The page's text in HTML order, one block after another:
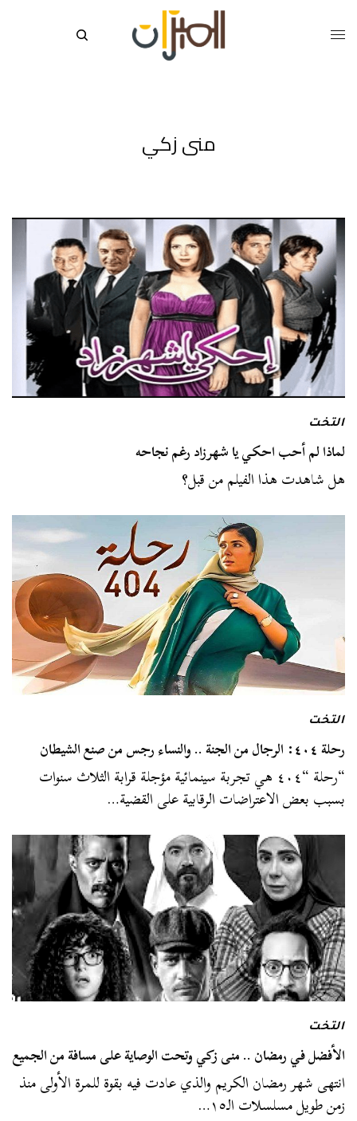
منى زكي
التخت
لماذا لم أحب احكي يا شهرزاد رغم نجاحه
هل شاهدت هذا الفيلم من قبل؟
التخت
رحلة ٤٠٤: الرجال من الجنة .. والنساء رجس من صنع الشيطان
“رحلة “٤٠٤ هي تجربة سينمائية مؤجلة قرابة الثلاث سنوات
بسبب بعض الاعتراضات الرقابية على القضية…
التخت
الأفضل في رمضان .. منى زكي وتحت الوصاية على مسافة من الجميع
انتهى شهر رمضان الكريم والذي عادت فيه بقوة للمرة الأولى منذ
زمن طويل مسلسلات الـ١٥…